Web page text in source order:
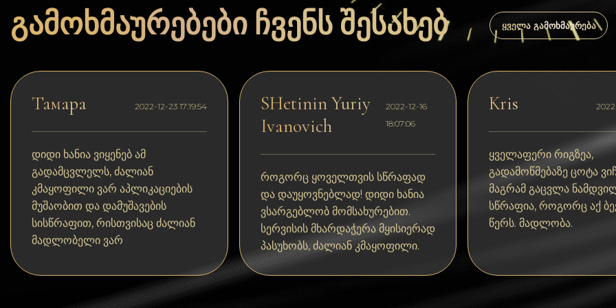
Dogecoin
Dash
Solana
Cardano (ADA)
Bitcoin Cash
Bitcoin SV (BSV)
Arbitrum
Cosmos (ATOM)
გამოხმაურებები ჩვენს შესახებ ᲧᲕᲔᲚᲐ ᲒᲐᲛᲝᲮᲛᲐᲣᲠᲔᲑᲐ
Тамара 2022-12-23 17:19:54
დიდი ხანია ვიყენებ ამ
გადამცვლელს, ძალიან
კმაყოფილი ვარ აპლიკაციების
მუშაობით და დამუშავების
სისწრაფით, რისთვისაც ძალიან
მადლობელი ვარ
SHetinin Yuriy
Ivanovich
2022-12-16
18:07:06
როგორც ყოველთვის სწრაფად
და დაუყოვნებლად! დიდი ხანია
ვსარგებლობ მომსახურებით.
სერვისის მხარდაჭერა მყისიერად
პასუხობს, ძალიან კმაყოფილი.
Kris
ყველაფერი რიგზეა,
გადამოწმებაზე ცოტა
მაგრამ გაცვლა
სწრაფია, როგორც აქ
წერს. მადლობა.